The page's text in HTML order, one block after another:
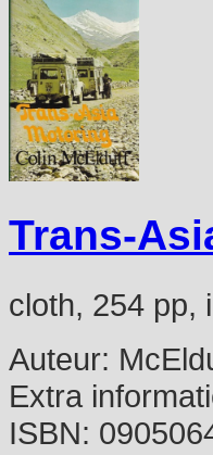
Trans-
cloth, 254 pp,
Auteur:
Extra
ISBN: